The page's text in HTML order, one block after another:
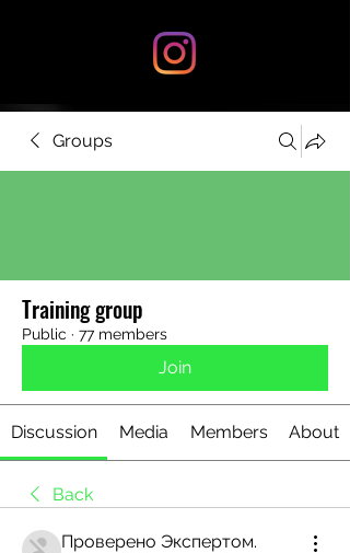
Groups
Training group
Public · 77 members
Join
Discussion Media Members About
Back
Проверено Экспертом.